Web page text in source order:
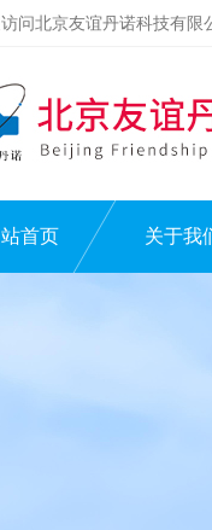
问北京友谊丹诺科技有限
首页 关于我